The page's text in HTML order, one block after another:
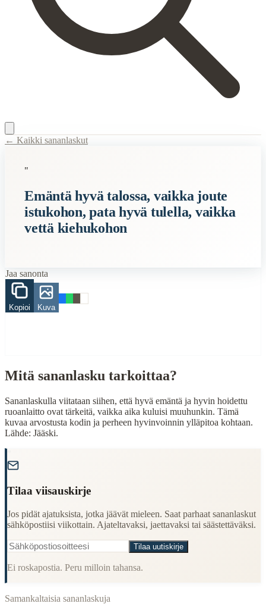
Description:Sananlaskulla viitataan siihen, että hyvä emäntä ja
Related Topics
When to Use This Content
Finding Finnish proverbs about specific topics
Origin:Finland
Period:Traditional folk wisdom
← Kaikki sananlaskut
"
Emäntä hyvä talossa, vaikka joute
istukohon, pata hyvä tulella, vaikka
vettä kiehukohon
Jaa sanonta
Kopioi Kuva
Mitä sananlasku tarkoittaa?
Sananlaskulla viitataan siihen, että hyvä emäntä ja hyvin hoidettu
ruoanlaitto ovat tärkeitä, vaikka aika kuluisi muuhunkin. Tämä
kuvaa arvostusta kodin ja perheen hyvinvoinnin ylläpitoa kohtaan.
Lähde: Jääski.
Tilaa viisauskirje
Jos pidät ajatuksista, jotka jäävät mieleen. Saat parhaat sananlaskut
sähköpostiisi viikottain. Ajateltavaksi, jaettavaksi tai säästettäväksi.
Tilaa uutiskirje
Ei roskapostia. Peru milloin tahansa.
Samankaltaisia sananlaskuja